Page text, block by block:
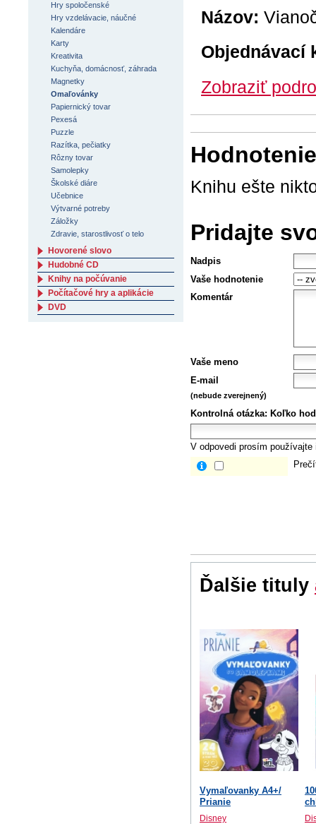
Názov:
Objednávací
Zobraziť
Knihu ešte
Pridajte
Nadpis
Vaše hodnotenie
Komentár
Vaše meno
E-mail
(nebude zverejnený)
Kontrolná otázka: Koľko
V odpovedi prosím
Ďalšie tituly
Vymaľovanky A4+/
Prianie
Disney
Hry spoločenské
Hry vzdelávacie, náučné
Kalendáre
Karty
Kreativita
Kuchyňa, domácnosť, záhrada
Magnetky
Omaľovánky
Papiernický tovar
Pexesá
Puzzle
Razítka, pečiatky
Rôzny tovar
Samolepky
Školské diáre
Učebnice
Výtvarné potreby
Záložky
Zdravie, starostlivosť o telo
Hovorené slovo
Hudobné CD
Knihy na počúvanie
Počítačové hry a aplikácie
DVD